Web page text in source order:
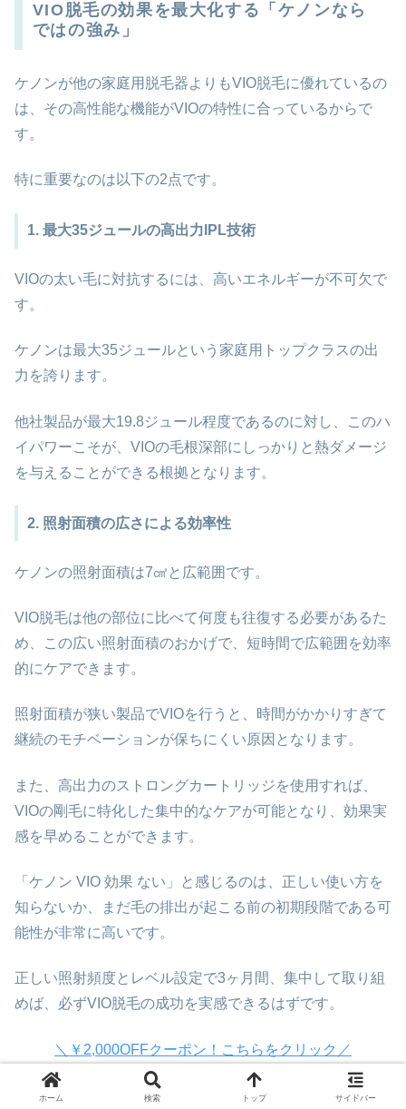
VIO脱毛の効果を最大化する「ケノンなら
ではの強み」
ケノンが他の家庭用脱毛器よりもVIO脱毛に優れているの
は、その高性能な機能がVIOの特性に合っているからで
す。
特に重要なのは以下の2点です。
1. 最大35ジュールの高出力IPL技術
VIOの太い毛に対抗するには、高いエネルギーが不可欠で
す。
ケノンは最大35ジュールという家庭用トップクラスの出
力を誇ります。
他社製品が最大19.8ジュール程度であるのに対し、このハ
イパワーこそが、VIOの毛根深部にしっかりと熱ダメージ
を与えることができる根拠となります。
2. 照射面積の広さによる効率性
ケノンの照射面積は7㎠と広範囲です。
VIO脱毛は他の部位に比べて何度も往復する必要があるた
め、この広い照射面積のおかげで、短時間で広範囲を効率
的にケアできます。
照射面積が狭い製品でVIOを行うと、時間がかかりすぎて
継続のモチベーションが保ちにくい原因となります。
また、高出力のストロングカートリッジを使用すれば、
VIOの剛毛に特化した集中的なケアが可能となり、効果実
感を早めることができます。
「ケノン VIO 効果 ない」と感じるのは、正しい使い方を
知らないか、まだ毛の排出が起こる前の初期段階である可
能性が非常に高いです。
正しい照射頻度とレベル設定で3ヶ月間、集中して取り組
めば、必ずVIO脱毛の成功を実感できるはずです。
＼￥2,000OFFクーポン！こちらをクリック／
ホーム 検索 トップ サイドバー